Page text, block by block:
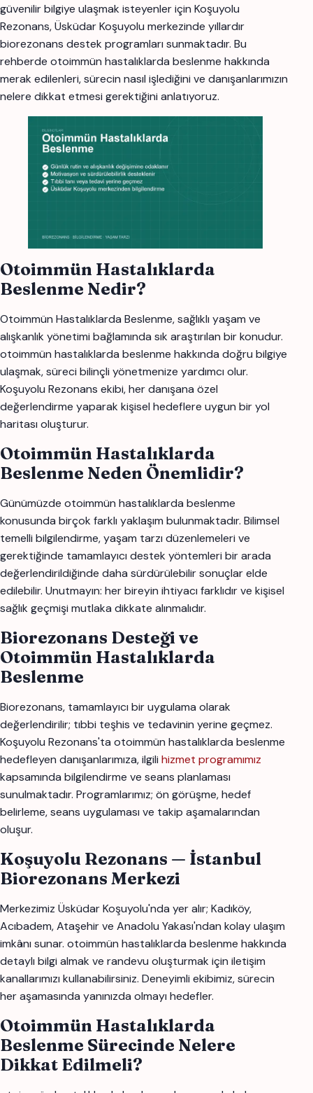
güvenilir bilgiye ulaşmak isteyenler için Koşuyolu
Rezonans, Üsküdar Koşuyolu merkezinde yıllardır
biorezonans destek programları sunmaktadır. Bu
rehberde otoimmün hastalıklarda beslenme hakkında
merak edilenleri, sürecin nasıl işlediğini ve danışanlarımızın
nelere dikkat etmesi gerektiğini anlatıyoruz.
Otoimmün Hastalıklarda
Beslenme Nedir?
Otoimmün Hastalıklarda Beslenme, sağlıklı yaşam ve
alışkanlık yönetimi bağlamında sık araştırılan bir konudur.
otoimmün hastalıklarda beslenme hakkında doğru bilgiye
ulaşmak, süreci bilinçli yönetmenize yardımcı olur.
Koşuyolu Rezonans ekibi, her danışana özel
değerlendirme yaparak kişisel hedeflere uygun bir yol
haritası oluşturur.
Otoimmün Hastalıklarda
Beslenme Neden Önemlidir?
Günümüzde otoimmün hastalıklarda beslenme
konusunda birçok farklı yaklaşım bulunmaktadır. Bilimsel
temelli bilgilendirme, yaşam tarzı düzenlemeleri ve
gerektiğinde tamamlayıcı destek yöntemleri bir arada
değerlendirildiğinde daha sürdürülebilir sonuçlar elde
edilebilir. Unutmayın: her bireyin ihtiyacı farklıdır ve kişisel
sağlık geçmişi mutlaka dikkate alınmalıdır.
Biorezonans Desteği ve
Otoimmün Hastalıklarda
Beslenme
Biorezonans, tamamlayıcı bir uygulama olarak
değerlendirilir; tıbbi teşhis ve tedavinin yerine geçmez.
Koşuyolu Rezonans'ta otoimmün hastalıklarda beslenme
hedefleyen danışanlarımıza, ilgili hizmet programımız
kapsamında bilgilendirme ve seans planlaması
sunulmaktadır. Programlarımız; ön görüşme, hedef
belirleme, seans uygulaması ve takip aşamalarından
oluşur.
Koşuyolu Rezonans — İstanbul
Biorezonans Merkezi
Merkezimiz Üsküdar Koşuyolu'nda yer alır; Kadıköy,
Acıbadem, Ataşehir ve Anadolu Yakası'ndan kolay ulaşım
imkânı sunar. otoimmün hastalıklarda beslenme hakkında
detaylı bilgi almak ve randevu oluşturmak için iletişim
kanallarımızı kullanabilirsiniz. Deneyimli ekibimiz, sürecin
her aşamasında yanınızda olmayı hedefler.
Otoimmün Hastalıklarda
Beslenme Sürecinde Nelere
Dikkat Edilmeli?